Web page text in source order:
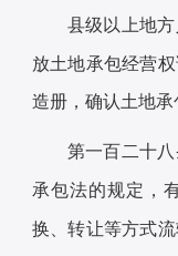
县级以上地
放土地承包经营
造册，确认土地承
第一百二十
承包法的规定，
换、转让等方式